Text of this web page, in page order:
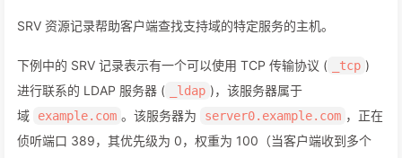
SRV 资源记录帮助客户端查找支持域的特定服务的主机。
下例中的 SRV 记录表示有一个可以使用 TCP 传输协议 ( _tcp )
进行联系的 LDAP 服务器 (
_ldap )，该服务器属于
域
example.com 。该服务器为 server0.example.com ，正在
侦听端口 389，其优先级为 0，权重为 100（当客户端收到多个